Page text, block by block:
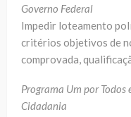
Governo Federal
Impedir loteamento
critérios objetivos de
comprovada,
Programa Um por Todos
Cidadania